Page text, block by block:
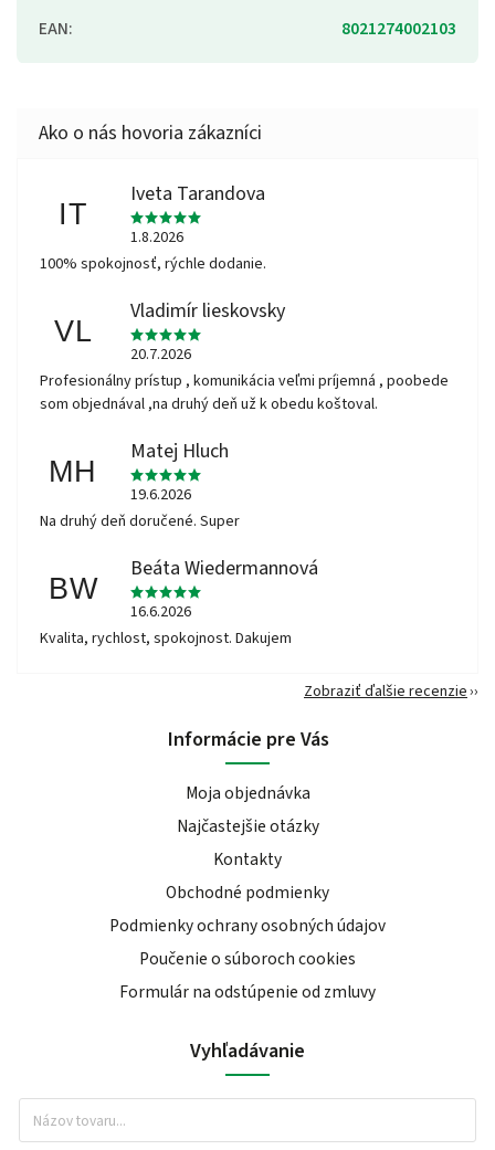
EAN: 8021274002103
IT
Iveta Tarandova
1.8.2026
100% spokojnosť, rýchle dodanie.
VL
Vladimír lieskovsky
20.7.2026
Profesionálny prístup , komunikácia veľmi príjemná , poobede
som objednával ,na druhý deň už k obedu koštoval.
MH
Matej Hluch
19.6.2026
Na druhý deň doručené. Super
BW
Beáta Wiedermannová
16.6.2026
Kvalita, rychlost, spokojnost. Dakujem
Zobraziť ďalšie recenzie
Informácie pre Vás
Moja objednávka
Najčastejšie otázky
Kontakty
Obchodné podmienky
Podmienky ochrany osobných údajov
Poučenie o súboroch cookies
Formulár na odstúpenie od zmluvy
Vyhľadávanie